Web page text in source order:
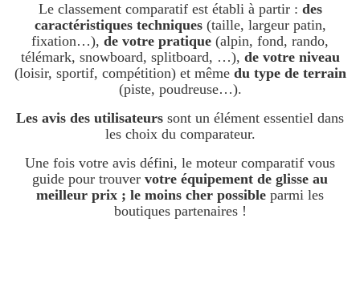
Le classement comparatif est établi à partir : des
caractéristiques techniques(taille, largeur patin,
fixation…), de votre pratique (alpin, fond, rando,
télémark, snowboard, splitboard, …), de votre niveau
(loisir, sportif, compétition) et même du type de terrain
(piste, poudreuse…).
Les avis des utilisateurs sont un élément essentiel dans
les choix du comparateur.
Une fois votre avis défini, le moteur comparatif vous
guide pour trouver votre équipement de glisse au
meilleur prix ; le moins cher possible parmi les
boutiques partenaires !